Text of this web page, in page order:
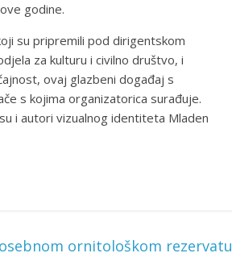
godine.
su pripremili pod dirigentskom
za kulturu i civilno društvo, i
ovaj glazbeni događaj s
s kojima organizatorica surađuje.
i autori vizualnog identiteta Mladen
ornitološkom rezervatu